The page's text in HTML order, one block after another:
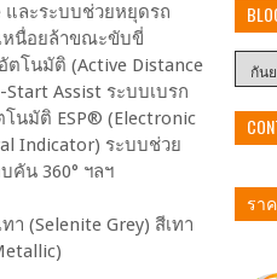
และระบบช่วยหยุดรถ
หนื่อยล้าขณะขับขี่
ตโนมัติ (Active Distance
Start Assist ระบบเบรก
นมัติ ESP® (Electronic
Indicator) ระบบช่วย
คัน 360° ฯลฯ
(Selenite Grey) สีเทา
รา